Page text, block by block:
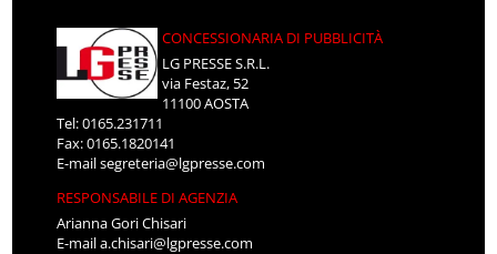
CONCESSIONARIA DI PUBBLICITÀ
LG PRESSE S.R.L.
via Festaz, 52
11100 AOSTA
Tel: 0165.231711
Fax: 0165.1820141
E-mailsegreteria@lgpresse.com
RESPONSABILE DI AGENZIA
Arianna Gori Chisari
E-maila.chisari@lgpresse.com